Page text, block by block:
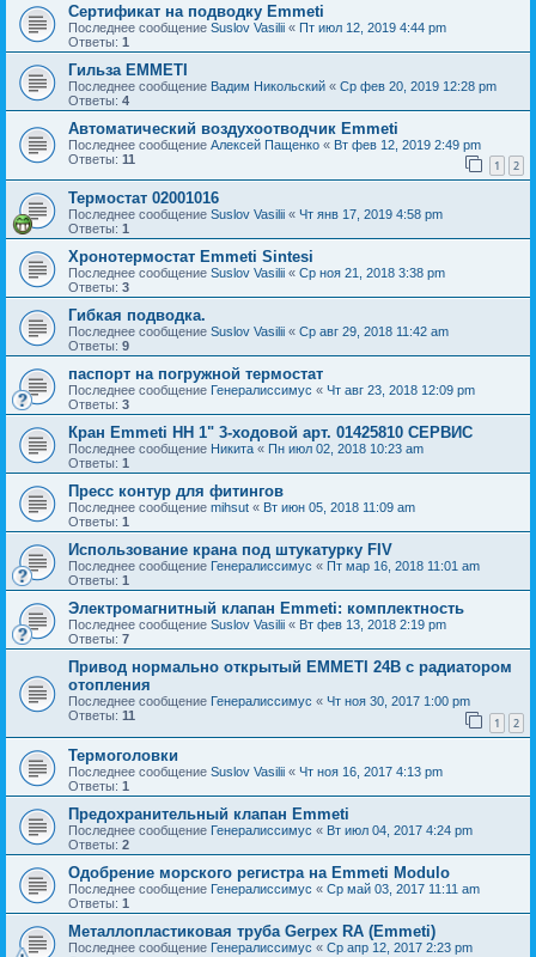
Сертификат на подводку Emmeti
Последнее сообщение Suslov Vasilii « Пт июл 12, 2019 4:44 pm
Ответы: 1
Гильза EMMETI
Последнее сообщение Вадим Никольский « Ср фев 20, 2019 12:28 pm
Ответы: 4
Автоматический воздухоотводчик Emmeti
Последнее сообщение Алексей Пащенко « Вт фев 12, 2019 2:49 pm
Ответы: 11 1 2
Термостат 02001016
Последнее сообщение Suslov Vasilii « Чт янв 17, 2019 4:58 pm
Ответы: 1
Хронотермостат Emmeti Sintesi
Последнее сообщение Suslov Vasilii « Ср ноя 21, 2018 3:38 pm
Ответы: 3
Гибкая подводка.
Последнее сообщение Suslov Vasilii « Ср авг 29, 2018 11:42 am
Ответы: 9
паспорт на погружной термостат
Последнее сообщение Генералиссимус « Чт авг 23, 2018 12:09 pm
Ответы: 3
Кран Emmeti НН 1" 3-ходовой арт. 01425810 СЕРВИС
Последнее сообщение Никита « Пн июл 02, 2018 10:23 am
Ответы: 1
Пресс контур для фитингов
Последнее сообщение mihsut « Вт июн 05, 2018 11:09 am
Ответы: 1
Использование крана под штукатурку FIV
Последнее сообщение Генералиссимус « Пт мар 16, 2018 11:01 am
Ответы: 1
Электромагнитный клапан Emmeti: комплектность
Последнее сообщение Suslov Vasilii « Вт фев 13, 2018 2:19 pm
Ответы: 7
Привод нормально открытый EMMETI 24В c радиатором
отопления
Последнее сообщение Генералиссимус « Чт ноя 30, 2017 1:00 pm
Ответы: 11 1 2
Термоголовки
Последнее сообщение Suslov Vasilii « Чт ноя 16, 2017 4:13 pm
Ответы: 1
Предохранительный клапан Emmeti
Последнее сообщение Генералиссимус « Вт июл 04, 2017 4:24 pm
Ответы: 2
Одобрение морского регистра на Emmeti Modulo
Последнее сообщение Генералиссимус « Ср май 03, 2017 11:11 am
Ответы: 1
Mеталлопластиковая труба Gerpex RA (Emmeti)
Последнее сообщение Генералиссимус « Ср апр 12, 2017 2:23 pm